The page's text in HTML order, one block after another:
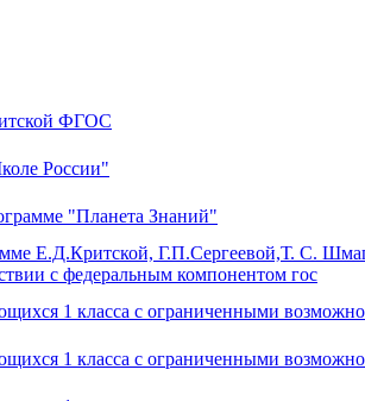
ФГОС
России"
"Планета Знаний"
Е.Д.Критской, Г.П.Сергеевой,Т. С.
с федеральным компонентом гос
1 класса с ограниченными
1 класса с ограниченными